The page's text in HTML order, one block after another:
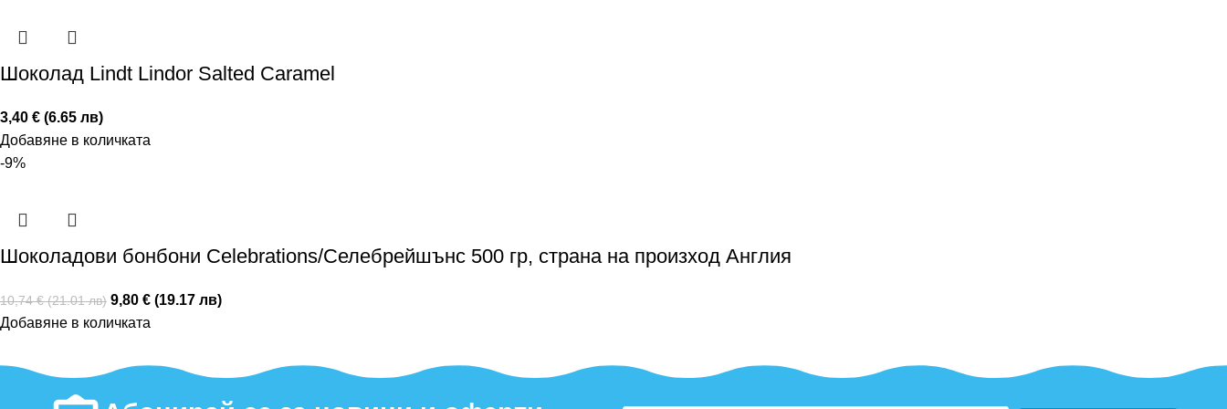
Шоколад Lindt Lindor Salted Caramel
3,40 € (6.65 лв)
Добавяне в количката
-9%
Шоколадови бонбони Celebrations/Селебрейшънс 500 гр, страна на произход Англия
10,74 € (21.01 лв) 9,80 € (19.17 лв)
Добавяне в количката